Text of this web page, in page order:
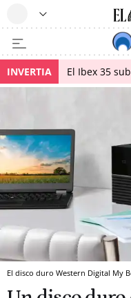
INVERTIA El Ibex 35
El disco duro Western Digital My